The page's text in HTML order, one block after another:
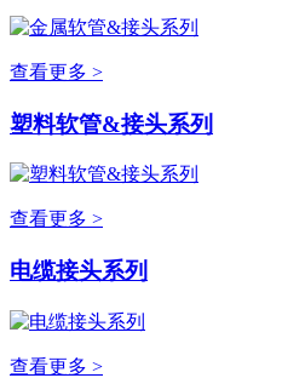
查看更多 >
塑料软管&接头系列
查看更多 >
电缆接头系列
查看更多 >